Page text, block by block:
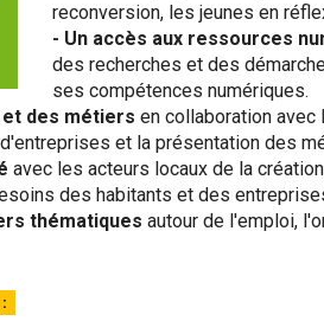
reconversion, les jeunes en
- Un accès aux ressources
des recherches et des
ses compétences numériques.
des métiers en collaboration
et la présentation des
avec les acteurs locaux de la
des habitants et des
thématiques autour de l'emploi,